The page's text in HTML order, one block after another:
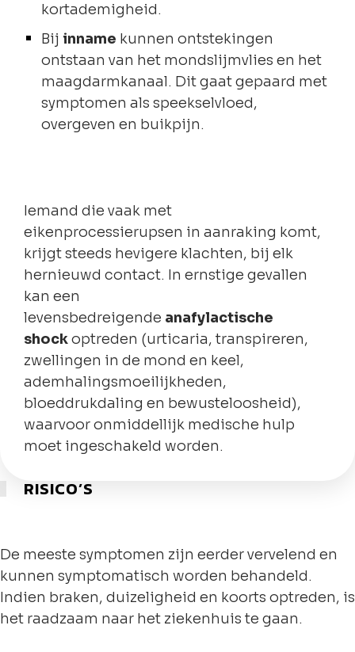
kortademigheid.
Bij inname kunnen ontstekingen
ontstaan van het mondslijmvlies en het
maagdarmkanaal. Dit gaat gepaard met
symptomen als speekselvloed,
overgeven en buikpijn.
Iemand die vaak met
eikenprocessierupsen in aanraking komt,
krijgt steeds hevigere klachten, bij elk
hernieuwd contact. In ernstige gevallen
kan een
levensbedreigende anafylactische
shockoptreden (urticaria, transpireren,
zwellingen in de mond en keel,
ademhalingsmoeilijkheden,
bloeddrukdaling en bewusteloosheid),
waarvoor onmiddellijk medische hulp
moet ingeschakeld worden.
RISICO’S
De meeste symptomen zijn eerder vervelend en
kunnen symptomatisch worden behandeld.
Indien braken, duizeligheid en koorts optreden, is
het raadzaam naar het ziekenhuis te gaan.